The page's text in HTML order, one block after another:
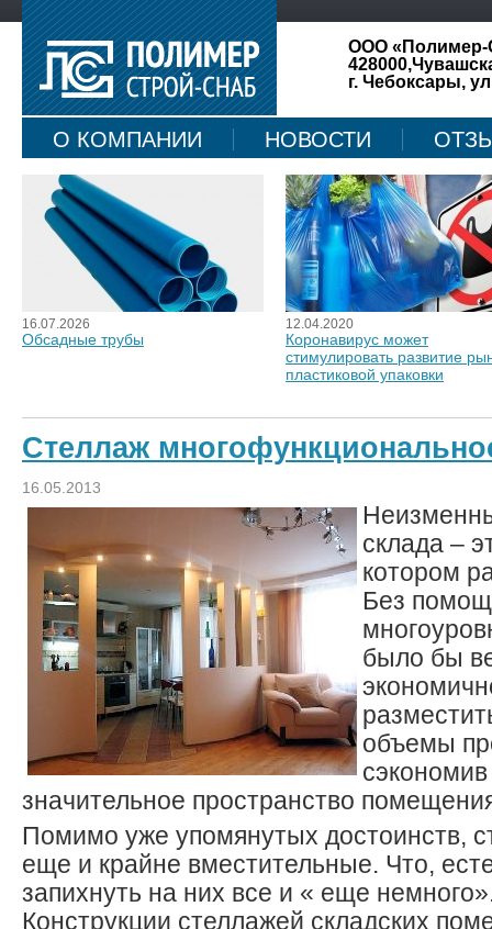
ООО «Полимер-
г. Чебоксары,
О КОМПАНИИ НОВОСТИ
КАРТА САЙТА
16.07.2026
Обсадные трубы
12.04.2020
Коронавирус может
стимулировать развитие
пластиковой упаковки
Стеллаж
16.05.2013
склада –
котором
Без
было бы
объемы
значительное пространство
Помимо уже упомянутых достоинств,
еще и крайне вместительные. Что,
запихнуть на них все и « еще
Конструкции стеллажей складских